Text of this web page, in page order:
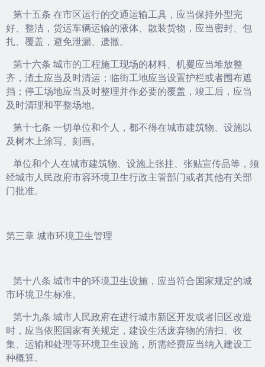
第十五条 在市区运行的交通运输工具，应当保持外型完
好、整洁，货运车辆运输的液体、散装货物，应当密封、包
扎、覆盖，避免泄漏、遗撒。
第十六条 城市的工程施工现场的材料、机矍应当堆放整
齐，渣土应当及时清运；临街工地应当设置护栏或者围布遮
挡；停工场地应当及时整理并作必要的覆盖，竣工后，应当
及时清理和平整场地。
第十七条 一切单位和个人，都不得在城市建筑物、设施以
及树木上涂写、刻画。
单位和个人在城市建筑物、设施上张挂、张贴宣传品等，须
经城市人民政府市容环境卫生行政主管部门或者其他有关部
门批准。
第三章 城市环境卫生管理
第十八条 城市中的环境卫生设施，应当符合国家规定的城
市环境卫生标准。
第十九条 城市人民政府在进行城市新区开发或者旧区改造
时，应当依照国家有关规定，建设生活废弃物的清扫、收
集、运输和处理等环境卫生设施，所需经费应当纳入建设工
种概算。